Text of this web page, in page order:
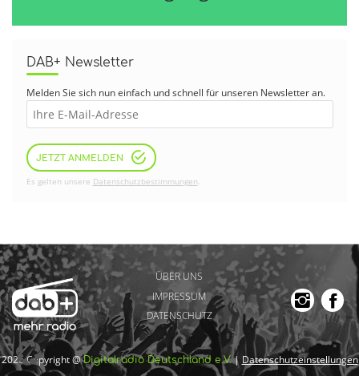
DAB+ Newsletter
Melden Sie sich nun einfach und schnell für unseren Newsletter an.
JETZT ANMELDEN
Es gelten unsere Datenschutzbestimmungen.
ÜBER UNS
IMPRESSUM
DATENSCHUTZ
2026 Copyright @Digitalradio Deutschland e.V.| Datenschutzeinstellungen